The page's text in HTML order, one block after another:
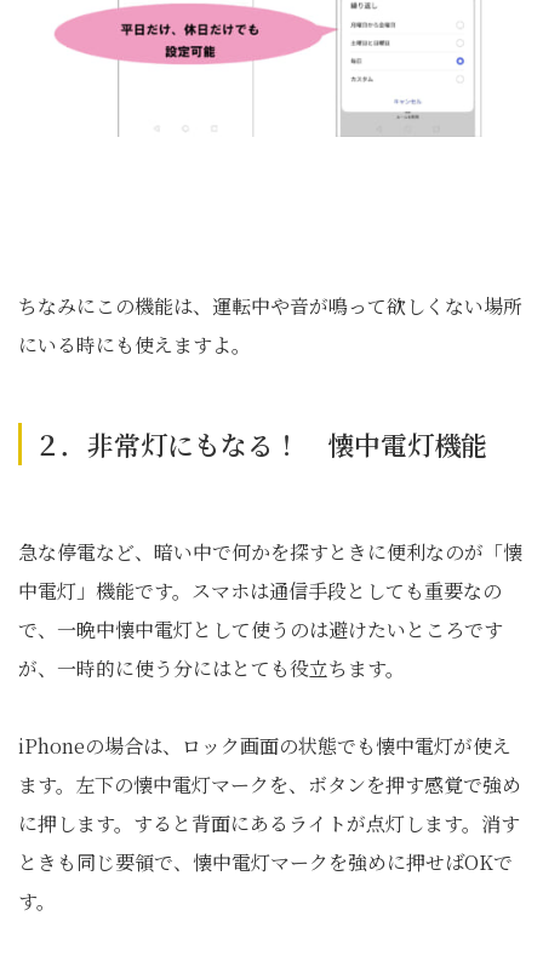
ちなみにこの機能は、運転中や音が鳴って欲しくない場所
にいる時にも使えますよ。
２．非常灯にもなる！ 懐中電灯機能
急な停電など、暗い中で何かを探すときに便利なのが「懐
中電灯」機能です。スマホは通信手段としても重要なの
で、一晩中懐中電灯として使うのは避けたいところです
が、一時的に使う分にはとても役立ちます。
iPhoneの場合は、ロック画面の状態でも懐中電灯が使え
ます。左下の懐中電灯マークを、ボタンを押す感覚で強め
に押します。すると背面にあるライトが点灯します。消す
ときも同じ要領で、懐中電灯マークを強めに押せばOKで
す。